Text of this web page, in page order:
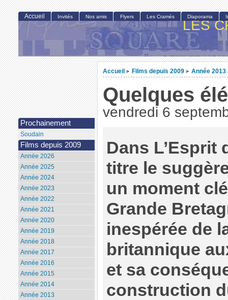
LES
Accueil > Films depuis 2009 > Année 2013
Quelques
vendredi 6
Dans L’Esprit
titre le
un moment
Grande
inespérée de
britannique
et sa
construction
Accueil Invités Nos amis Flyers Les Cramés Diaporama
Prochainement
Soudain
Films depuis 2009
Année 2026
Année 2025
Année 2024
Année 2023
Année 2022
Année 2021
Année 2020
Année 2019
Année 2018
Année 2017
Année 2016
Année 2015
Année 2014
Année 2013